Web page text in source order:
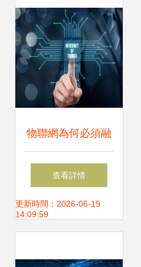
物聯網為何必須融
入道路照明 技術與
發展的雙重洞察
查看詳情
更新時間：2026-06-19
14:09:59